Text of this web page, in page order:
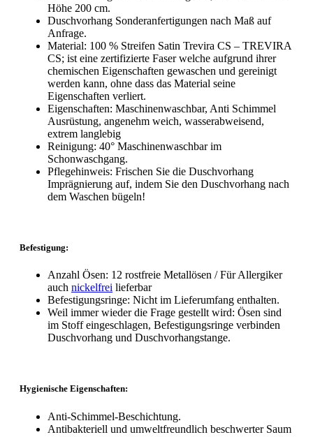
Höhe 200 cm.
Duschvorhang Sonderanfertigungen nach Maß auf
Anfrage.
Material: 100 % Streifen Satin Trevira CS – TREVIRA
CS; ist eine zertifizierte Faser welche aufgrund ihrer
chemischen Eigenschaften gewaschen und gereinigt
werden kann, ohne dass das Material seine
Eigenschaften verliert.
Eigenschaften: Maschinenwaschbar, Anti Schimmel
Ausrüstung, angenehm weich, wasserabweisend,
extrem langlebig
Reinigung: 40° Maschinenwaschbar im
Schonwaschgang.
Pflegehinweis: Frischen Sie die Duschvorhang
Imprägnierung auf, indem Sie den Duschvorhang nach
dem Waschen bügeln!
Befestigung:
Anzahl Ösen: 12 rostfreie Metallösen / Für Allergiker
auch nickelfrei lieferbar
Befestigungsringe: Nicht im Lieferumfang enthalten.
Weil immer wieder die Frage gestellt wird: Ösen sind
im Stoff eingeschlagen, Befestigungsringe verbinden
Duschvorhang und Duschvorhangstange.
Hygienische Eigenschaften:
Anti-Schimmel-Beschichtung.
Antibakteriell und umweltfreundlich beschwerter Saum